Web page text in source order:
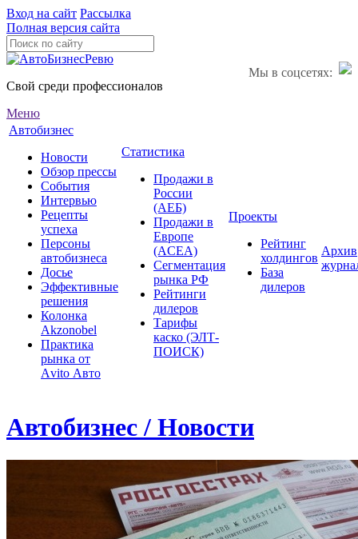
Вход на сайт Рассылка
Полная версия сайта
Мы в соцсетях:
Свой среди профессионалов
Меню
Автобизнес
Новости
Обзор прессы
События
Интервью
Рецепты
успеха
Персоны
автобизнеса
Досье
Эффективные
решения
Колонка
Akzonobel
Практика
рынка от
Аvito Авто
Статистика
Продажи в
России
(АЕБ)
Продажи в
Европе
(ACEA)
Сегментация
рынка РФ
Рейтинги
дилеров
Тарифы
каско (ЭЛТ-
ПОИСК)
Проекты
Рейтинг
холдингов
База
дилеров
Архив
Автобизнес / Новости